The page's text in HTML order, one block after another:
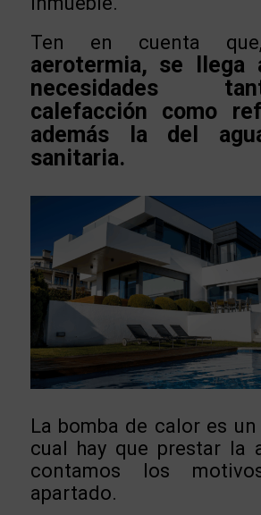
Ten en cuenta
aerotermia, se llega
necesidades
calefacción como
además la del
sanitaria.
La bomba de calor es
cual hay que prestar la
contamos los
apartado.